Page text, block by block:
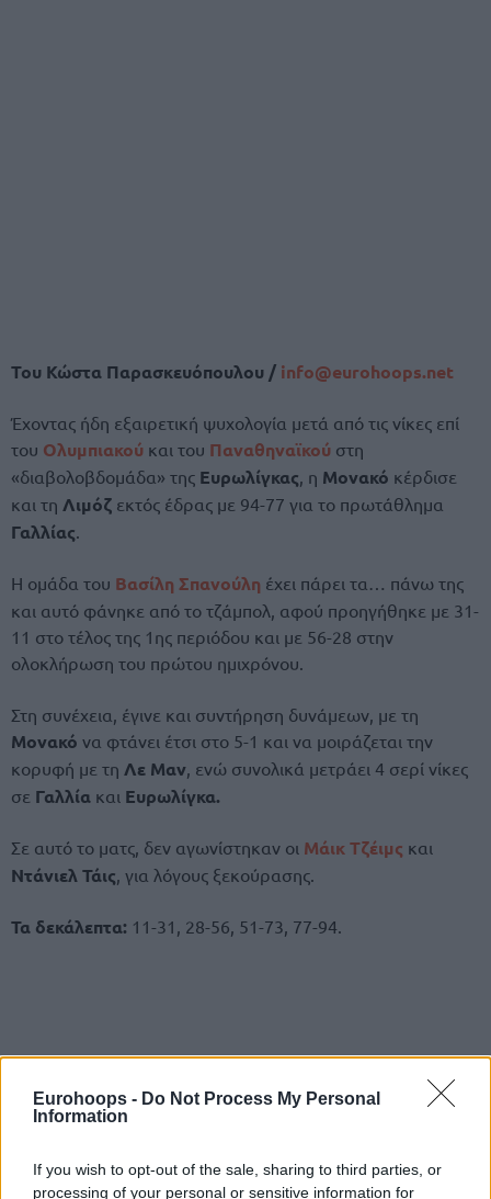
Eurohoops - Do Not Process My Personal
Information
If you wish to opt-out of the sale, sharing to third parties, or
processing of your personal or sensitive information for
Του Κώστα Παρασκευόπουλου / info@eurohoops.net
Έχοντας ήδη εξαιρετική ψυχολογία μετά από τις νίκες επί
του Ολυμπιακού και του Παναθηναϊκού στη
«διαβολοβδομάδα» της Ευρωλίγκας, η Μονακό κέρδισε
και τη Λιμόζ εκτός έδρας με 94-77 για το πρωτάθλημα
Γαλλίας.
Η ομάδα του Βασίλη Σπανούλη έχει πάρει τα… πάνω της
και αυτό φάνηκε από το τζάμπολ, αφού προηγήθηκε με 31-
11 στο τέλος της 1ης περιόδου και με 56-28 στην
ολοκλήρωση του πρώτου ημιχρόνου.
Στη συνέχεια, έγινε και συντήρηση δυνάμεων, με τη
Μονακό να φτάνει έτσι στο 5-1 και να μοιράζεται την
κορυφή με τη Λε Μαν , ενώ συνολικά μετράει 4 σερί νίκες
σε Γαλλία και Ευρωλίγκα.
Σε αυτό το ματς, δεν αγωνίστηκαν οι Μάικ Τζέιμς και
Ντάνιελ Τάις , για λόγους ξεκούρασης.
Τα δεκάλεπτα: 11-31, 28-56, 51-73, 77-94.